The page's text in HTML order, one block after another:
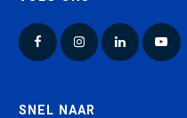
FacebookInstagramLinkedInYouTube
SNEL NAAR